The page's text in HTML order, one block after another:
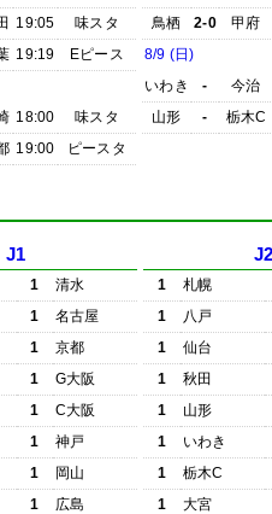
19:05
味スタ
19:19
Eピース
18:00
味スタ
19:00 ピースタ
鳥栖
2-0
甲府
8/9 (日)
いわき
-
今治
山形
- 栃木C
J1
1
清水
1
名古屋
1
京都
1
G大阪
1
C大阪
1
神戸
1
岡山
1
広島
1
札幌
1
八戸
1
仙台
1
秋田
1
山形
1
いわき
1
栃木C
1
大宮